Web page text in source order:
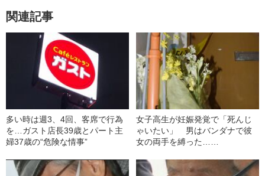
関連記事
多い時は週3、4回、客席で行為
を…ガスト店長39歳とパート主
婦37歳の“危険な情事”
女子高生が妊娠発覚で「死んじ
ゃいたい」 男はバンダナで彼
女の両手を縛った……